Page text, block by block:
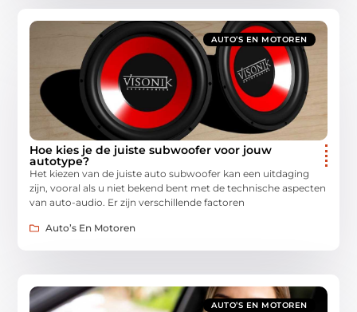
AUTO’S EN MOTOREN
Hoe kies je de juiste subwoofer voor jouw
autotype?
Het kiezen van de juiste auto subwoofer kan een uitdaging
zijn, vooral als u niet bekend bent met de technische aspecten
van auto-audio. Er zijn verschillende factoren
Auto’s En Motoren
AUTO’S EN MOTOREN